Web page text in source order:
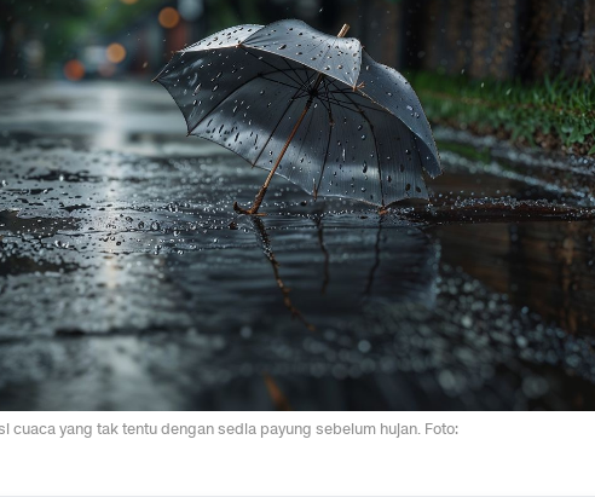
cuaca yang tak tentu dengan sedia payung sebelum hujan. Foto: